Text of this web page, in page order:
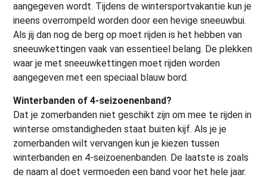
aangegeven wordt. Tijdens de wintersportvakantie kun je
ineens overrompeld worden door een hevige sneeuwbui.
Als jij dan nog de berg op moet rijden is het hebben van
sneeuwkettingen vaak van essentieel belang. De plekken
waar je met sneeuwkettingen moet rijden worden
aangegeven met een speciaal blauw bord.
Winterbanden of 4-seizoenenband?
Dat je zomerbanden niet geschikt zijn om mee te rijden in
winterse omstandigheden staat buiten kijf. Als je je
zomerbanden wilt vervangen kun je kiezen tussen
winterbanden en 4-seizoenenbanden. De laatste is zoals
de naam al doet vermoeden een band voor het hele jaar.